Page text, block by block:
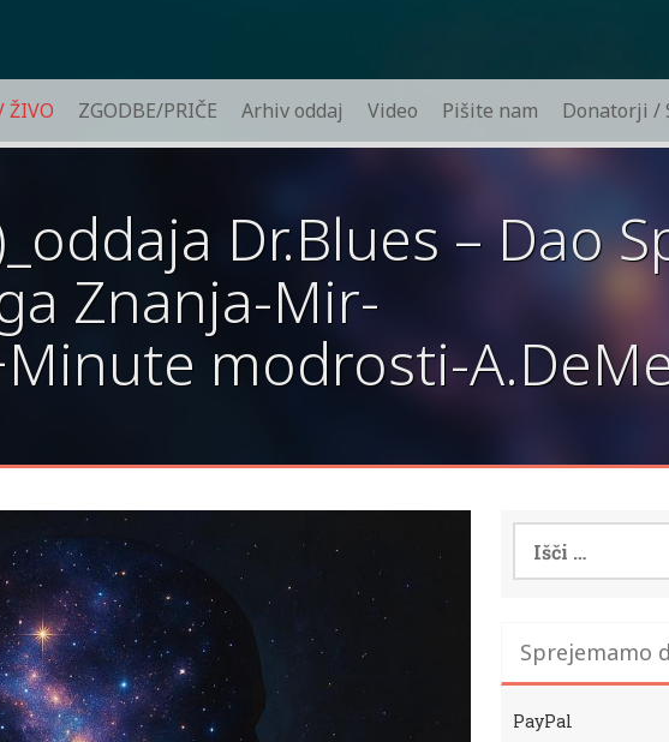
ŽIVO ZGODBE/PRIČE Arhiv oddaj Video Pišite nam Donatorji /
Dr.Blues – Dao
Znanja-Mir-
modrosti-
Išči:
Sprejemamo
PayPal